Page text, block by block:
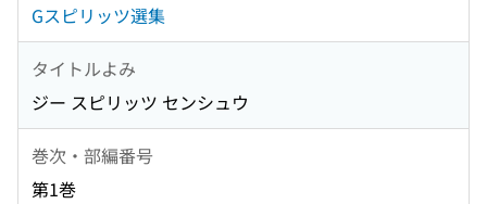
Gスピリッツ選集
タイトルよみ
ジー スピリッツ センシュウ
巻次・部編番号
第1巻